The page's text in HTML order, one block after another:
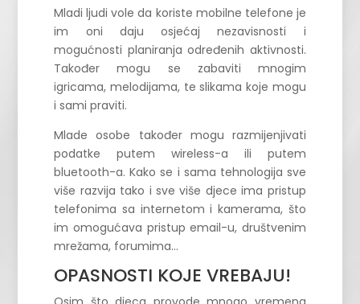
Mladi ljudi vole da koriste mobilne telefone je
im oni daju osjećaj nezavisnosti i
mogućnosti planiranja određenih aktivnosti.
Također mogu se zabaviti mnogim
igricama, melodijama, te slikama koje mogu
i sami praviti.
Mlade osobe također mogu razmijenjivati
podatke putem wireless-a ili putem
bluetooth-a. Kako se i sama tehnologija sve
više razvija tako i sve više djece ima pristup
telefonima sa internetom i kamerama, što
im omogućava pristup email-u, društvenim
mrežama, forumima…
OPASNOSTI KOJE VREBAJU!